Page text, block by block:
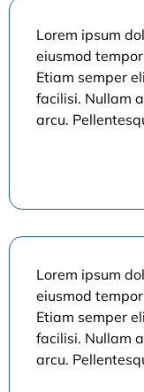
Lorem ipsum
eiusmod
Etiam semper
facilisi. Nullam
arcu.
Lorem ipsum
eiusmod
Etiam semper
facilisi. Nullam
arcu.